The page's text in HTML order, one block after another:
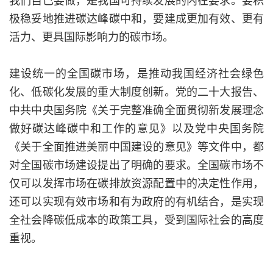
极稳妥地推进碳达峰碳中和，要建成更加有效、更有
活力、更具国际影响力的碳市场。
建设统一的全国碳市场，是推动我国经济社会绿色
化、低碳化发展的重大制度创新。党的二十大报告、
中共中央国务院《关于完整准确全面贯彻新发展理念
做好碳达峰碳中和工作的意见》以及党中央国务院
《关于全面推进美丽中国建设的意见》等文件中，都
对全国碳市场建设提出了明确的要求。全国碳市场不
仅可以发挥市场在碳排放资源配置中的决定性作用，
还可以实现有效市场和有为政府的有机结合，是实现
全社会降碳低成本的政策工具，受到国际社会的高度
重视。